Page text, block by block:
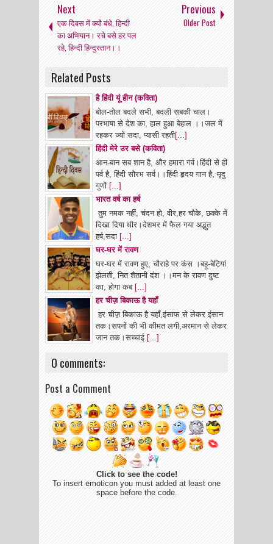
Next
एक दिवस में क्यों बंधे, हिन्दी
का अभियान। रचे बसे हर पल
रहे, हिन्दी हिन्दुस्तान।।
Previous
Older Post
Related Posts
है हिंदी यूं हीन (कविता)
बोल-तोल बदले सभी, बदली सबकी चाल।
परभाषा से देश का, हाल हुआ बेहाल ।।जल में
रहकर ज्यों सदा, प्यासी रहती[...]
हिंदी मेरे उर बसे (कविता)
आन-बान सब शान है, और हमारा गर्व।हिंदी से ही
पर्व है, हिंदी सौरभ सर्व।।हिंदी हृदय गान है, मृदु
गुणों [...]
भारत वर्ष का हर्ष
तुम नमक नहीं, चंदन हो, वीर,हर चौके, छक्के में
दिखा दिया धीर।देशभर में फैल गया अद्भुत
हर्ष,सदा [...]
घर-घर में रावण
घर-घर में रावण हुए, चौराहे पर कंस ।बहू-बेटियां
झेलती, नित शैतानी दंश ।।मन के रावण दुष्ट
का, होगा कब [...]
हर चीज़ बिकाऊ है यहाँ
हर चीज़ बिकाऊ है यहाँ,इंसाफ से लेकर इंसान
तक।सपनों की भी कीमत लगी,अरमान से लेकर
जान तक।सच्चाई [...]
0 comments:
Post a Comment
Click to see the code!
To insert emoticon you must added at least one
space before the code.